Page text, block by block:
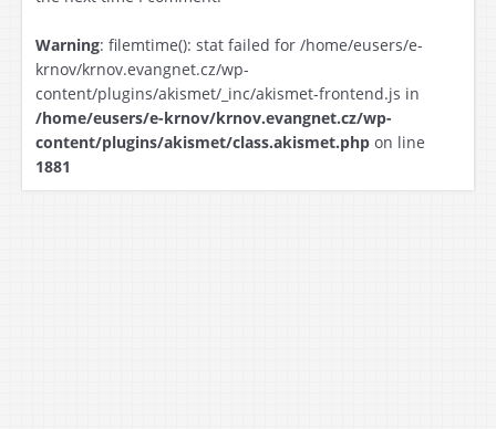
Warning: filemtime(): stat failed for /home/eusers/e-
krnov/krnov.evangnet.cz/wp-
content/plugins/akismet/_inc/akismet-frontend.js in
/home/eusers/e-krnov/krnov.evangnet.cz/wp-
content/plugins/akismet/class.akismet.php on line
1881